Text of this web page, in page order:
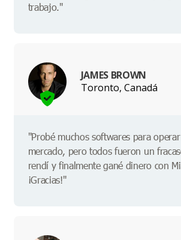
trabajo."
JAMES BROWN
Toronto, Canadá
"Probé muchos softwares para
mercado, pero todos fueron un
rendí y finalmente gané dinero con
¡Gracias!"